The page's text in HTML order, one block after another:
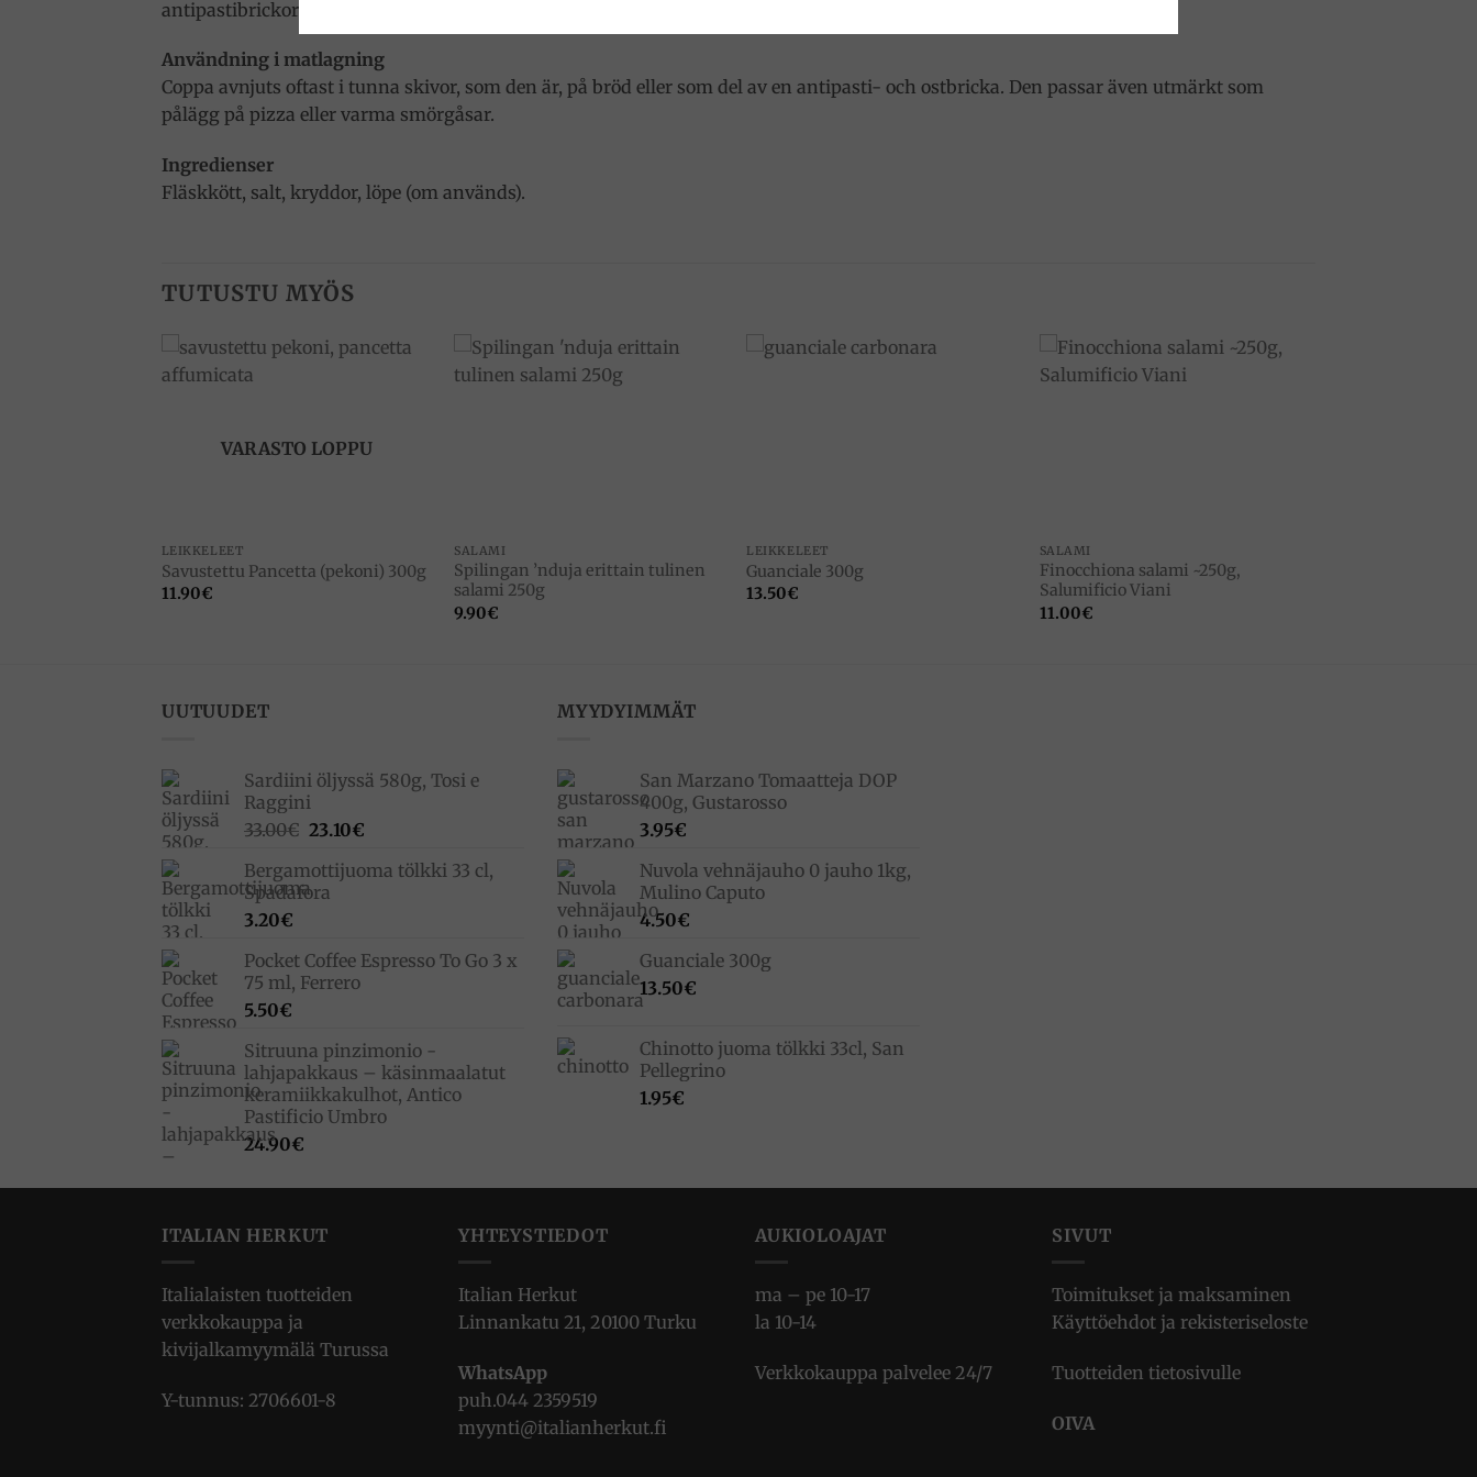
antipastibrickor och i delikatesssortiment.
Användning i matlagning
Coppa avnjuts oftast i tunna skivor, som den är, på bröd eller som del av en antipasti- och ostbricka. Den passar även utmärkt som
pålägg på pizza eller varma smörgåsar.
Ingredienser
Fläskkött, salt, kryddor, löpe (om används).
TUTUSTU MYÖS
VARASTO LOPPU
LEIKKELEET
Savustettu Pancetta (pekoni) 300g
11.90€
SALAMI
Spilingan ’nduja erittain tulinen
salami 250g
9.90€
LEIKKELEET
Guanciale 300g
13.50€
SALAMI
Finocchiona salami ~250g,
Salumificio Viani
11.00€
UUTUUDET
Sardiini öljyssä 580g, Tosi e
Raggini
33.00€ Alkuperäinen
oli:
33.00€.
23.10€Nykyinen
on:
Bergamottijuoma tölkki 33 cl,
Spadafora
3.20€
Pocket Coffee Espresso To Go 3 x
75 ml, Ferrero
5.50€
Sitruuna pinzimonio -
lahjapakkaus – käsinmaalatut
keramiikkakulhot, Antico
Pastificio Umbro
24.90€
MYYDYIMMÄT
San Marzano Tomaatteja DOP
400g, Gustarosso
3.95€
Nuvola vehnäjauho 0 jauho 1kg,
Mulino Caputo
4.50€
Guanciale 300g
13.50€
Chinotto juoma tölkki 33cl, San
Pellegrino
1.95€
ITALIAN HERKUT
Italialaisten tuotteiden
verkkokauppa ja
kivijalkamyymälä Turussa
Y-tunnus: 2706601-8
YHTEYSTIEDOT
Italian Herkut
Linnankatu 21, 20100 Turku
WhatsApp
puh.044 2359519
myynti@italianherkut.fi
AUKIOLOAJAT
ma – pe 10-17
la 10-14
Verkkokauppa palvelee 24/7
SIVUT
Toimitukset ja maksaminen
Käyttöehdot ja rekisteriseloste
Tuotteiden tietosivulle
OIVA